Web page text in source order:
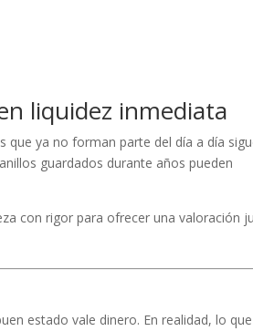
liquidez inmediata
que ya no forman parte del día a día
guardados durante años pueden
con rigor para ofrecer una valoración
estado vale dinero. En realidad, lo que